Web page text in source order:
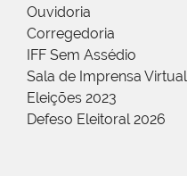
Ouvidoria
Corregedoria
IFF Sem Assédio
Sala de Imprensa Virtual
Eleições 2023
Defeso Eleitoral 2026